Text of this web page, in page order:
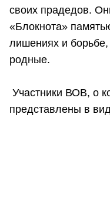
своих прадедов.
«Блокнота»
лишениях и
родные.
Участники ВОВ, о
представлены в